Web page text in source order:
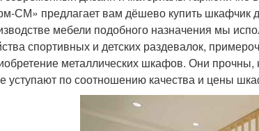
СМ» предлагает вам дёшево купить шкафчик
мебели подобного назначения мы
спортивных и детских раздевалок,
металлических шкафов. Они
уступают по соотношению качества и цены